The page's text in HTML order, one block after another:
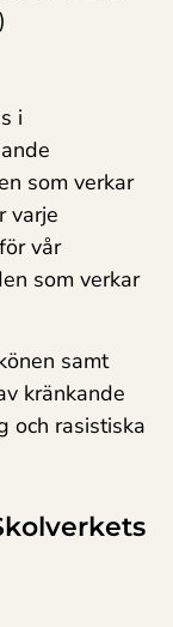
i
som verkar
varje
vår
som verkar
samt
kränkande
och rasistiska